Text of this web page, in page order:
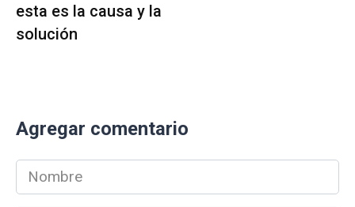
esta es la causa y la
solución
Agregar comentario
Nombre
*